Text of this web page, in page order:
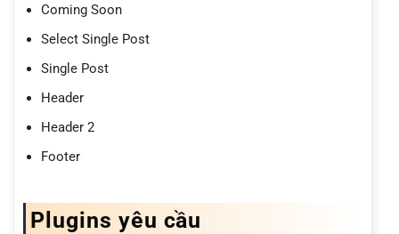
Coming Soon
Select Single Post
Single Post
Header
Header 2
Footer
Plugins yêu cầu